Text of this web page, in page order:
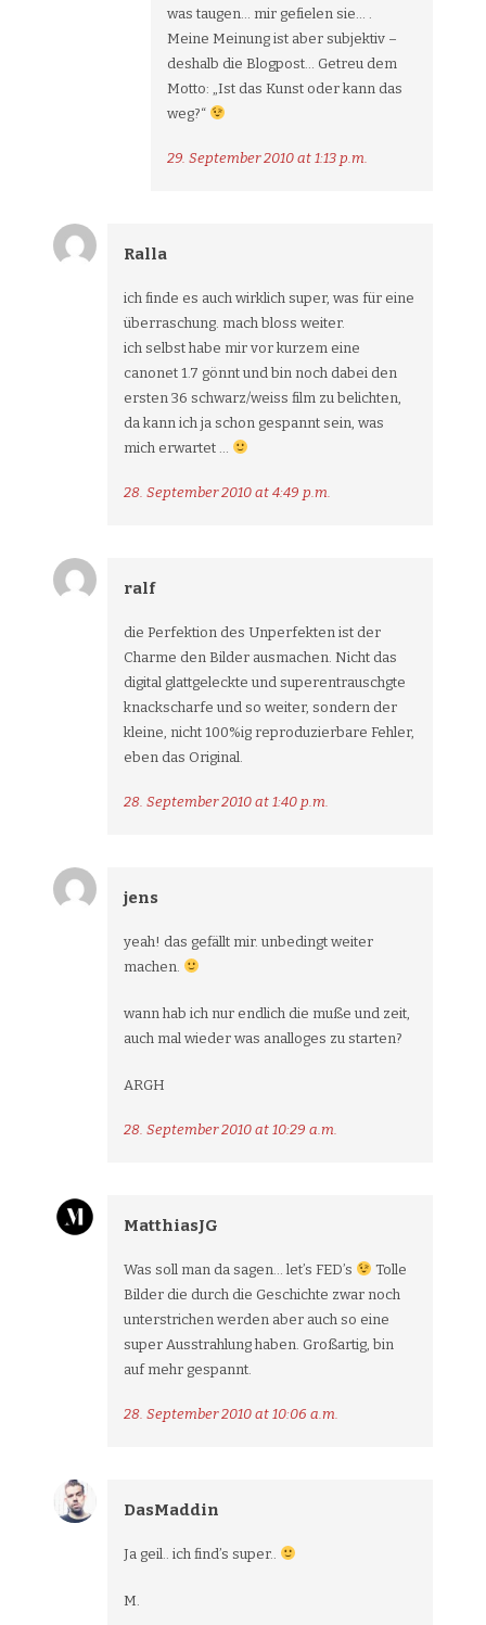
was taugen… mir gefielen sie… .
Meine Meinung ist aber subjektiv –
deshalb die Blogpost… Getreu dem
Motto: „Ist das Kunst oder kann das
weg?“
29. September 2010 at 1:13 p.m.
Ralla
ich finde es auch wirklich super, was für eine
überraschung. mach bloss weiter.
ich selbst habe mir vor kurzem eine
canonet 1.7 gönnt und bin noch dabei den
ersten 36 schwarz/weiss film zu belichten,
da kann ich ja schon gespannt sein, was
mich erwartet …
28. September 2010 at 4:49 p.m.
ralf
die Perfektion des Unperfekten ist der
Charme den Bilder ausmachen. Nicht das
digital glattgeleckte und superentrauschgte
knackscharfe und so weiter, sondern der
kleine, nicht 100%ig reproduzierbare Fehler,
eben das Original.
28. September 2010 at 1:40 p.m.
jens
yeah! das gefällt mir. unbedingt weiter
machen.
wann hab ich nur endlich die muße und zeit,
auch mal wieder was analloges zu starten?
ARGH
28. September 2010 at 10:29 a.m.
MatthiasJG
Was soll man da sagen… let’s FED’s
Tolle
Bilder die durch die Geschichte zwar noch
unterstrichen werden aber auch so eine
super Ausstrahlung haben. Großartig, bin
auf mehr gespannt.
28. September 2010 at 10:06 a.m.
DasMaddin
Ja geil.. ich find’s super..
M.